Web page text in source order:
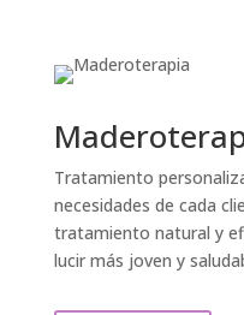
Tratamiento
necesidades de cada
tratamiento natural y
lucir más joven y